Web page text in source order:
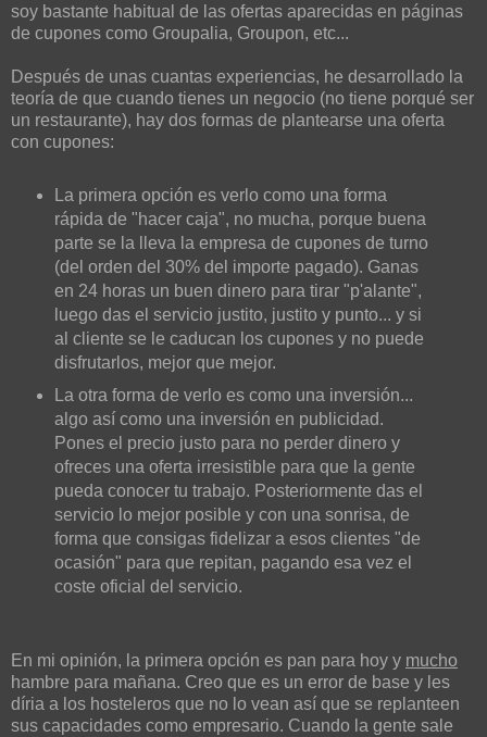
soy bastante habitual de las ofertas aparecidas en páginas
de cupones como Groupalia, Groupon, etc...
Después de unas cuantas experiencias, he desarrollado la
teoría de que cuando tienes un negocio (no tiene porqué ser
un restaurante), hay dos formas de plantearse una oferta
con cupones:
La primera opción es verlo como una forma
rápida de "hacer caja", no mucha, porque buena
parte se la lleva la empresa de cupones de turno
(del orden del 30% del importe pagado). Ganas
en 24 horas un buen dinero para tirar "p'alante",
luego das el servicio justito, justito y punto... y si
al cliente se le caducan los cupones y no puede
disfrutarlos, mejor que mejor.
La otra forma de verlo es como una inversión...
algo así como una inversión en publicidad.
Pones el precio justo para no perder dinero y
ofreces una oferta irresistible para que la gente
pueda conocer tu trabajo. Posteriormente das el
servicio lo mejor posible y con una sonrisa, de
forma que consigas fidelizar a esos clientes "de
ocasión" para que repitan, pagando esa vez el
coste oficial del servicio.
En mi opinión, la primera opción es pan para hoy y mucho
hambre para mañana. Creo que es un error de base y les
díria a los hosteleros que no lo vean así que se replanteen
sus capacidades como empresario. Cuando la gente sale